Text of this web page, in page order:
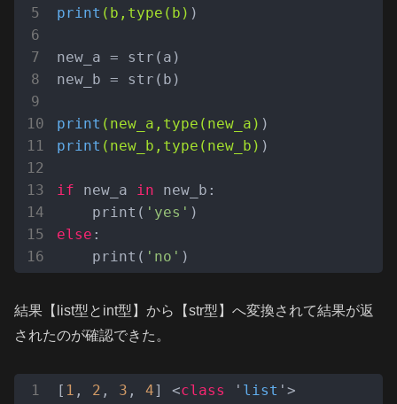
print (b,type(b) )
new_a = str(a)
new_b = str(b)
print (new_a,type(new_a)
print (new_b,type(new_b) )
if new_a in new_b:
    print(
'yes'
else :
    print(
'no'
結果【list型とint型】から【str型】へ変換されて結果が返
されたのが確認できた。
[ 1 , 2 , 3 , 4] <class ' list